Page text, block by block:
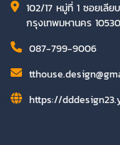
102/17 หมู่ที่ 1 ซอยเลี
กรุงเทพมหานคร 10530
087-799-9006
https://